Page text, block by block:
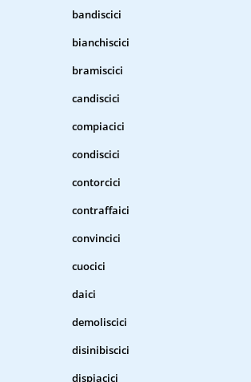
bandiscici
bianchiscici
bramiscici
candiscici
compiacici
condiscici
contorcici
contraffaici
convincici
cuocici
daici
demoliscici
disinibiscici
dispiacici